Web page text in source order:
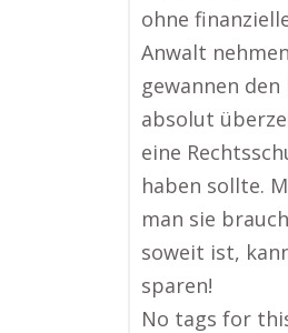
ohne
Anwalt
gewannen den
absolut
eine
haben sollte.
man sie
soweit ist,
sparen!
No tags for